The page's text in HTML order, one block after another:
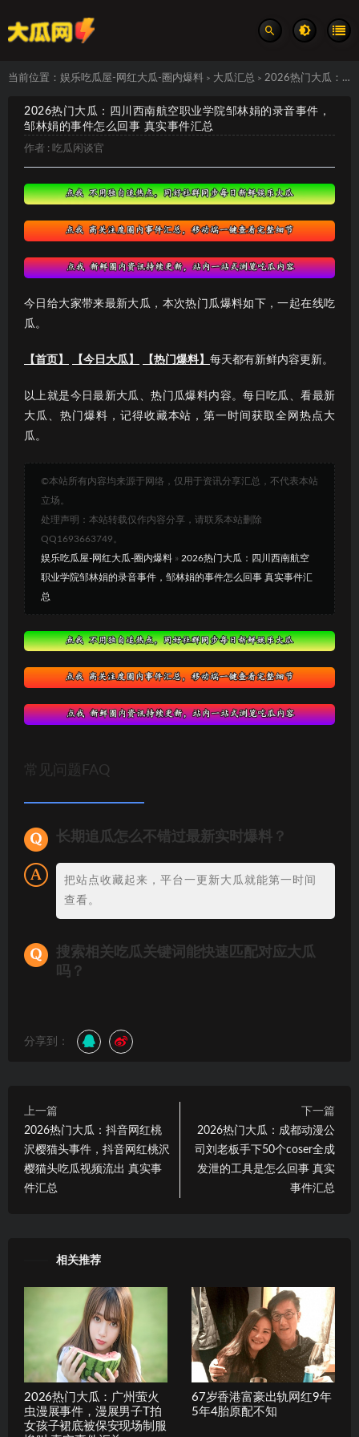
当前位置： 娱乐吃瓜屋-网红大瓜-圈内爆料 > 大瓜汇总 > 2026热门大瓜：四川西南航空职业学院邹林娟的录音事件，邹林娟的事件怎么回事 真实事件汇总
2026热门大瓜：四川西南航空职业学院邹林娟的录音事件，
邹林娟的事件怎么回事 真实事件汇总
作者 : 吃瓜闲谈官
今日给大家带来最新大瓜，本次热门瓜爆料如下，一起在线吃
瓜。
【首页】 【今日大瓜】 【热门爆料】 每天都有新鲜内容更新。
以上就是今日最新大瓜、热门瓜爆料内容。每日吃瓜、看最新
大瓜、热门爆料，记得收藏本站，第一时间获取全网热点大
瓜。
©本站所有内容均来源于网络，仅用于资讯分享汇总，不代表本站
立场。
处理声明：本站转载仅作内容分享，请联系本站删除
QQ1693663749。
娱乐吃瓜屋-网红大瓜-圈内爆料 » 2026热门大瓜：四川西南航空
职业学院邹林娟的录音事件，邹林娟的事件怎么回事 真实事件汇
总
常见问题FAQ
长期追瓜怎么不错过最新实时爆料？
把站点收藏起来，平台一更新大瓜就能第一时间
查看。
搜索相关吃瓜关键词能快速匹配对应大瓜
吗？
分享到：
上一篇
2026热门大瓜：抖音网红桃
沢樱猫头事件，抖音网红桃沢
樱猫头吃瓜视频流出 真实事
件汇总
下一篇
2026热门大瓜：成都动漫公
司刘老板手下50个coser全成
发泄的工具是怎么回事 真实
事件汇总
相关推荐
2026热门大瓜：广州萤火
虫漫展事件，漫展男子T拍
女孩子裙底被保安现场制服
67岁香港富豪出轨网红9年
5年4胎原配不知